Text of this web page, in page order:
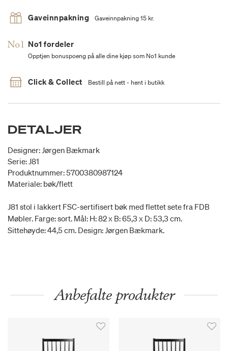
Gaveinnpakning Gaveinnpakning 15 kr.
No1 fordeler
Opptjen bonuspoeng på alle dine kjøp som No1 kunde
Click & Collect Bestill på nett - hent i butikk
DETALJER
Designer: Jørgen Bækmark
Serie: J81
Produktnummer: 5700380987124
Materiale: bøk/flett
J81 stol i lakkert FSC-sertifisert bøk med flettet sete fra FDB
Møbler. Farge: sort. Mål: H: 82 x B: 65,3 x D: 53,3 cm.
Sittehøyde: 44,5 cm. Design: Jørgen Bækmark.
Anbefalte produkter